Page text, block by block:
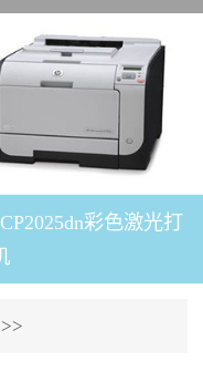
彩色激光打